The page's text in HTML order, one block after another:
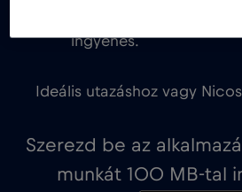
ingyenes.
Ideális utazáshoz vagy
Szerezd be az
munkát 100 MB-tal